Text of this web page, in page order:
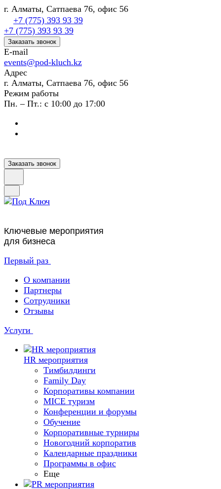
г. Алматы, Сатпаева 76, офис 56
+7 (775) 393 93 39
+7 (775) 393 93 39
Заказать звонок
E-mail
events@pod-kluch.kz
Адрес
г. Алматы, Сатпаева 76, офис 56
Режим работы
Пн. – Пт.: с 10:00 до 17:00
Заказать звонок
Ключевые мероприятия
для бизнеса
Первый раз
О компании
Партнеры
Сотрудники
Отзывы
Услуги
HR мероприятия
Тимбилдинги
Family Day
Корпоративы компании
MICE туризм
Конференции и форумы
Обучение
Корпоративные турниры
Новогодний корпоратив
Календарные праздники
Программы в офис
Еще